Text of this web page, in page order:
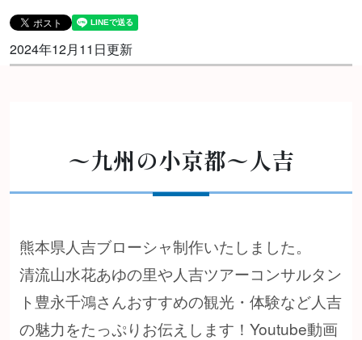
2024年12月11日更新
〜九州の小京都〜人吉
熊本県人吉ブローシャ制作いたしました。
清流山水花あゆの里や人吉ツアーコンサルタン
ト豊永千鴻さんおすすめの観光・体験など人吉
の魅力をたっぷりお伝えします！Youtube動画